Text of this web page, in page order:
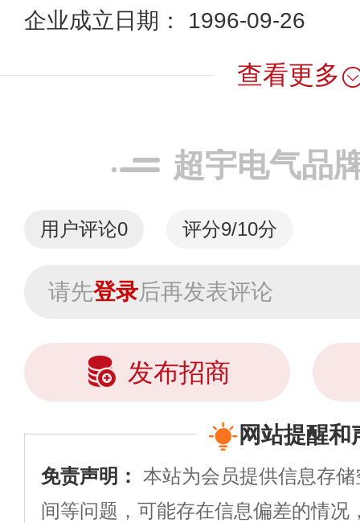
企业成立日期： 1996-09-26
查看更多
超宇电气品
用户评论0 评分9/10分
请先登录后再发表评论
发布招商
网站提醒和
免责声明： 本站为会员提供信息存
间等问题，可能存在信息偏差的情况